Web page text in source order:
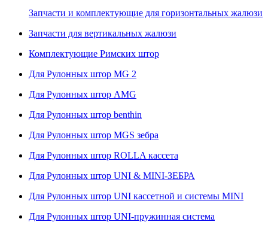
Запчасти и комплектующие для горизонтальных жалюзи
Запчасти для вертикальных жалюзи
Комплектующие Римских штор
Для Рулонных штор MG 2
Для Рулонных штор AMG
Для Рулонных штор benthin
Для Рулонных штор MGS зебра
Для Рулонных штор ROLLA кассета
Для Рулонных штор UNI & MINI-ЗЕБРА
Для Рулонных штор UNI кассетной и системы MINI
Для Рулонных штор UNI-пружинная система